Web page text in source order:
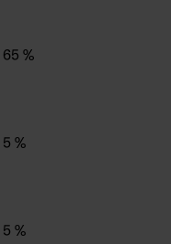
65 %
5 %
5 %